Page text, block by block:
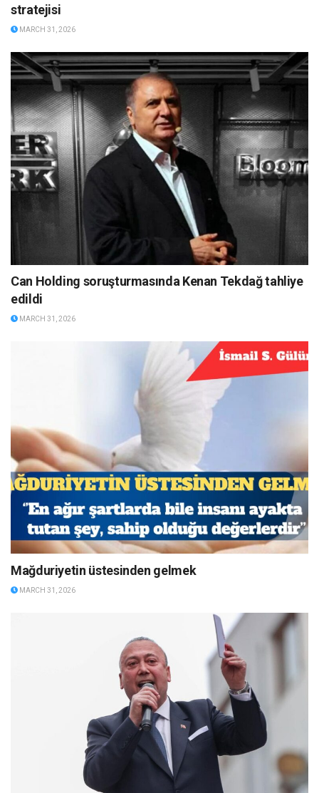
stratejisi
MARCH 31, 2026
Can Holding soruşturmasında Kenan Tekdağ tahliye
edildi
MARCH 31, 2026
Mağduriyetin üstesinden gelmek
MARCH 31, 2026